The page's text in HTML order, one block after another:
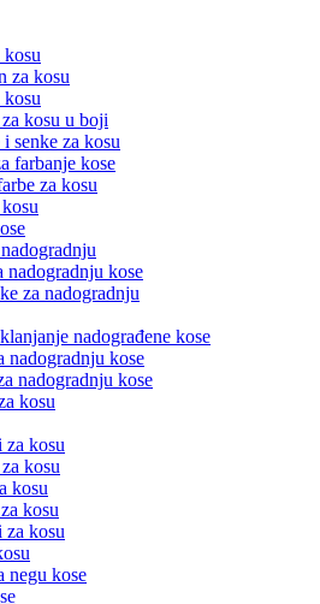
kosu
za kosu
kosu
kosu u boji
senke za kosu
farbanje kose
za kosu
nadogradnju kose
za nadogradnju
nadograđene kose
nadogradnju kose
nadogradnju kose
kosu
za kosu
kosu
kosu
kosu
za kosu
negu kose